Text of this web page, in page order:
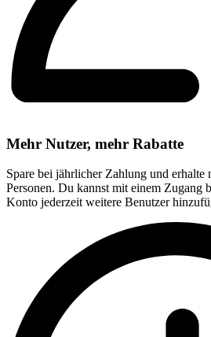
Mehr Nutzer, mehr Rabatte
Spare bei jährlicher Zahlung und erhalte
Personen. Du kannst mit einem Zugang
Konto jederzeit weitere Benutzer